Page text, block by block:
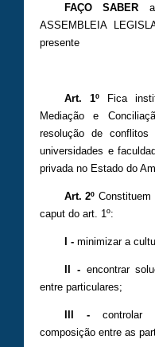
FAÇO SABER
ASSEMBLEIA
presente
Art. 1º
Fica
Mediação e
resolução de
universidades e
privada no Estado do
Art. 2º Constituem
caput do art. 1º:
I -minimizar a
II -encontrar
entre particulares;
III -controlar
composição entre as